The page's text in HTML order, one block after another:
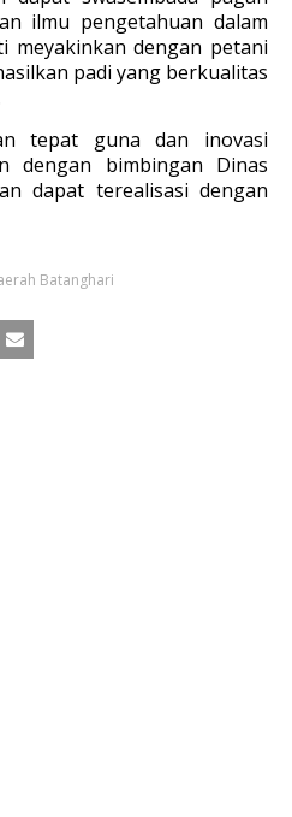
ilmu pengetahuan dalam
meyakinkan dengan petani
padi yang berkualitas
tepat guna dan inovasi
dengan bimbingan Dinas
dapat terealisasi dengan
Batanghari